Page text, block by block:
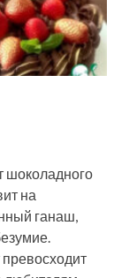
на
ганаш,
превосходит